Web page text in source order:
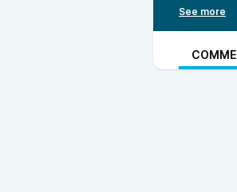
Wie ist es,
andere
diesen
vermisst,